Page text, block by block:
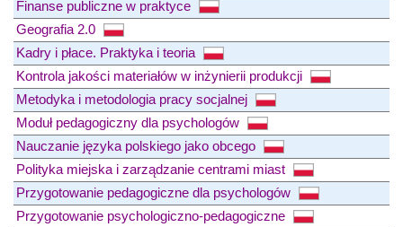
Finanse publiczne w praktyce
Geografia 2.0
Kadry i płace. Praktyka i teoria
Kontrola jakości materiałów w inżynierii produkcji
Metodyka i metodologia pracy socjalnej
Moduł pedagogiczny dla psychologów
Nauczanie języka polskiego jako obcego
Polityka miejska i zarządzanie centrami miast
Przygotowanie pedagogiczne dla psychologów
Przygotowanie psychologiczno-pedagogiczne